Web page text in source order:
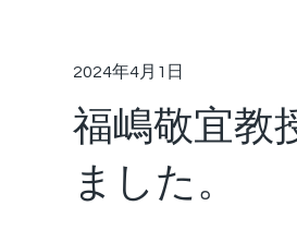
2024年4月1日
福嶋敬宜教
ました。